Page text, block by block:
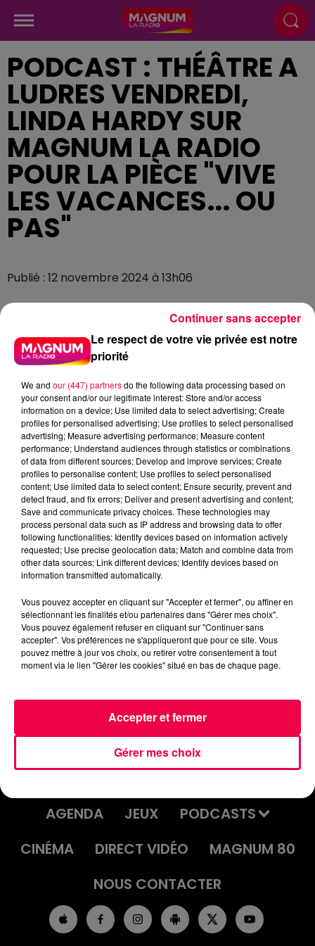
PODCAST : THÉÂTRE A
LUDRES VENDREDI,
LINDA HARDY SUR
MAGNUM LA RADIO
POUR LA PIÈCE "VIVE
LES VACANCES... OU
PAS"
Publié : 12 novembre 2024 à 13h06
2024/11/LINDA-HARDY-PODCAST-BRUT-1.mp3
AGENDA
JEUX
PODCASTS
CINÉMA
DIRECT VIDÉO
MAGNUM 80
NOUS CONTACTER
Le respect de votre vie privée est notre
priorité
We and our (447) partnersdo the following data processing based on
your consent and/or our legitimate interest: Store and/or access
information on a device; Use limited data to select advertising; Create
profiles for personalised advertising; Use profiles to select personalised
advertising; Measure advertising performance; Measure content
performance; Understand audiences through statistics or combinations
of data from different sources; Develop and improve services; Create
profiles to personalise content; Use profiles to select personalised
content; Use limited data to select content; Ensure security, prevent and
detect fraud, and fix errors; Deliver and present advertising and content;
Save and communicate privacy choices. These technologies may
process personal data such as IP address and browsing data to offer
following functionalities: Identify devices based on information actively
requested; Use precise geolocation data; Match and combine data from
other data sources; Link different devices; Identify devices based on
information transmitted automatically.
Vous pouvez accepter en cliquant sur "Accepter et fermer", ou affiner en
sélectionnant les finalités et/ou partenaires dans "Gérer mes choix".
Vous pouvez également refuser en cliquant sur "Continuer sans
accepter". Vos préférences ne s'appliqueront que pour ce site. Vous
pouvez mettre à jour vos choix, ou retirer votre consentement à tout
moment via le lien "Gérer les cookies" situé en bas de chaque page.
Gérer mes choix
Accepter et fermer
Continuer sans accepter